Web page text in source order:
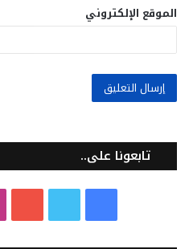
الموقع الإلكتروني
تابعونا على..